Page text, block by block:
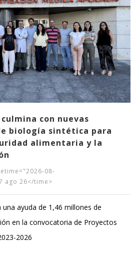
culmina con nuevas
biología sintética para
alimentaria y la
08-
ago 26</time>
ayuda de 1,46 millones de
en la convocatoria de Proyectos
2026